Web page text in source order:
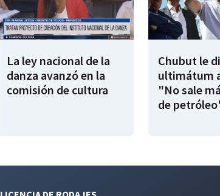
La ley nacional de la
danza avanzó en la
comisión de cultura
Chubut le
ultimátum
"No sale
de